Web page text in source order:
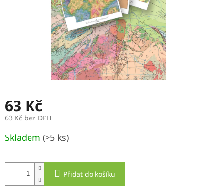
63 Kč
63 Kč bez DPH
cena:
Skladem (>5 ks)
Přidat do košíku